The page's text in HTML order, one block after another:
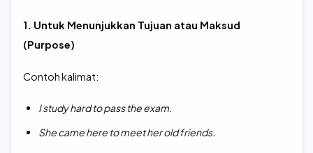
1. Untuk Menunjukkan Tujuan atau Maksud
(Purpose)
Contoh kalimat:
I study hard to pass the exam.
She came here to meet her old friends.